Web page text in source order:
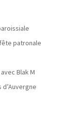
patronale
Blak M